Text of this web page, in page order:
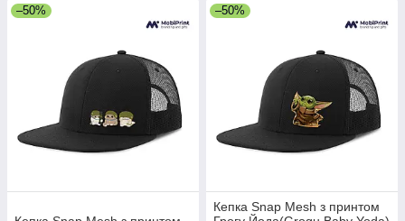
–50% –50%
Кепка Snap Mesh з принтом